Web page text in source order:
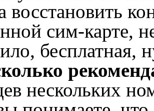
восстановить
сим-карте,
нескольких